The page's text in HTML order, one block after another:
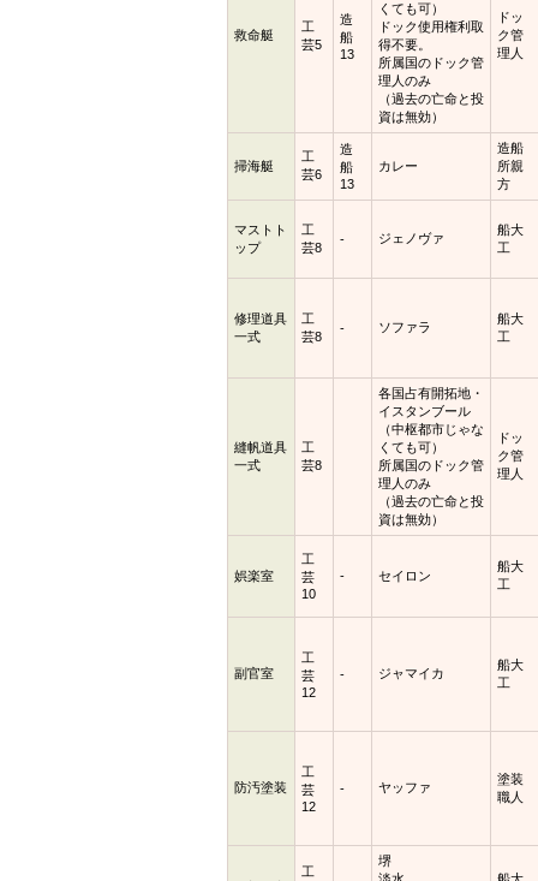
救命艇
工
芸5
造
船
13
くても可）
ドック使用権利取
得不要。
所属国のドック管
理人のみ
（過去の亡命と投
資は無効）
ドッ
ク管
理人
掃海艇
工
芸6
造
船
13
カレー
造船
所親
方
マストト
ップ
工
芸8
- ジェノヴァ
船大
工
修理道具
一式
工
芸8
- ソファラ
船大
工
縫帆道具
一式
工
芸8
各国占有開拓地・
イスタンブール
（中枢都市じゃな
くても可）
所属国のドック管
理人のみ
（過去の亡命と投
資は無効）
ドッ
ク管
理人
娯楽室
工
芸
10
- セイロン
船大
工
副官室
工
芸
12
- ジャマイカ
船大
工
防汚塗装
工
芸
12
- ヤッファ
塗装
職人
工
堺